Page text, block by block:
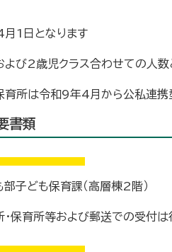
月1日となります
よび2歳児クラス合わせての人数
育所は令和9年4月から公私連
書類
子ども保育課（高層棟2階）
・保育所等および郵送での受付